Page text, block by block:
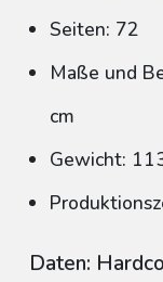
Seiten: 72
Maße und
cm
Gewicht:
Daten: